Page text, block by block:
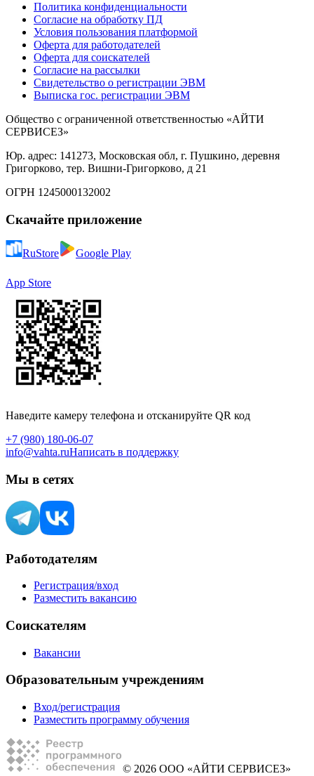
Политика конфиденциальности
Согласие на обработку ПД
Условия пользования платформой
Оферта для работодателей
Оферта для соискателей
Согласие на рассылки
Свидетельство о регистрации ЭВМ
Выписка гос. регистрации ЭВМ
Общество с ограниченной ответственностью «АЙТИ
СЕРВИСЕЗ»
Юр. адрес: 141273, Московская обл, г. Пушкино, деревня
Григорково, тер. Вишни-Григорково, д 21
ОГРН 1245000132002
Скачайте приложение
RuStore Google Play
App Store
Наведите камеру телефона и отсканируйте QR код
+7 (980) 180-06-07
info@vahta.ruНаписать в поддержку
Мы в сетях
Работодателям
Регистрация/вход
Разместить вакансию
Соискателям
Вакансии
Образовательным учреждениям
Вход/регистрация
Разместить программу обучения
© 2026 ООО «АЙТИ СЕРВИСЕЗ»